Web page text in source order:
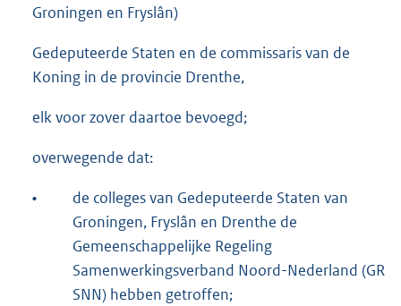
Groningen en Fryslân)
Gedeputeerde Staten en de commissaris van de
Koning in de provincie Drenthe,
elk voor zover daartoe bevoegd;
overwegende dat:
•
de colleges van Gedeputeerde Staten van
Groningen, Fryslân en Drenthe de
Gemeenschappelijke Regeling
Samenwerkingsverband Noord-Nederland (GR
SNN) hebben getroffen;